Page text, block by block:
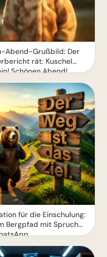
Abend-Grußbild: Der
rät: Kuschel
Schönen Abend!
für die Einschulung:
Bergpfad mit Spruch